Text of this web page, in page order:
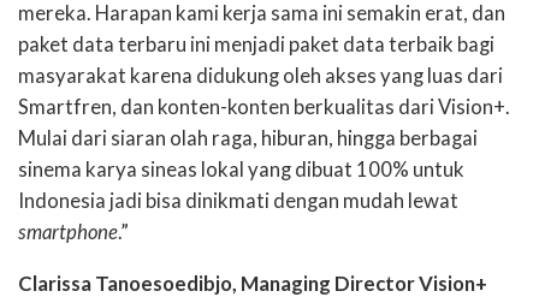
mereka. Harapan kami kerja sama ini semakin erat, dan
paket data terbaru ini menjadi paket data terbaik bagi
masyarakat karena didukung oleh akses yang luas dari
Smartfren, dan konten-konten berkualitas dari Vision+.
Mulai dari siaran olah raga, hiburan, hingga berbagai
sinema karya sineas lokal yang dibuat 100% untuk
Indonesia jadi bisa dinikmati dengan mudah lewat
smartphone.”
Clarissa Tanoesoedibjo, Managing Director Vision+